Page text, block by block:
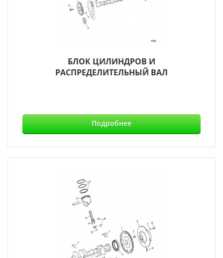
БЛОК ЦИЛИНДРОВ И
РАСПРЕДЕЛИТЕЛЬНЫЙ ВАЛ
Подробнее